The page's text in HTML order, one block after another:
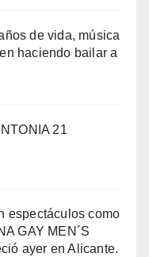
de vida, música
haciendo bailar a
21
espectáculos como
GAY MEN´S
ayer en Alicante.